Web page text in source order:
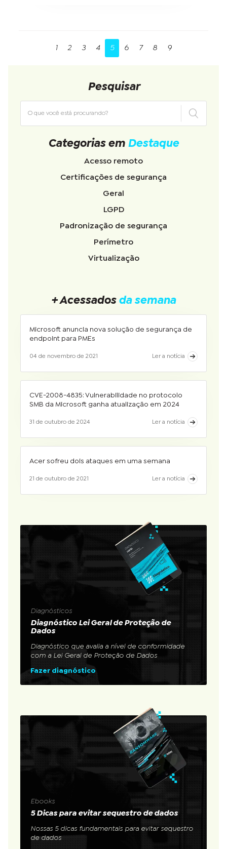
1 2 3 4 5 6 7 8 9
Pesquisar
Categorias em Destaque
Acesso remoto
Certificações de segurança
Geral
LGPD
Padronização de segurança
Perímetro
Virtualização
+ Acessados da semana
Microsoft anuncia nova solução de segurança de
endpoint para PMEs
04 de novembro de 2021 Ler a notícia
CVE-2008-4835: Vulnerabilidade no protocolo
SMB da Microsoft ganha atualização em 2024
31 de outubro de 2024 Ler a notícia
Acer sofreu dois ataques em uma semana
21 de outubro de 2021 Ler a notícia
Diagnósticos
Diagnóstico Lei Geral de Proteção de
Dados
Diagnóstico que avalia a nível de conformidade
com a Lei Geral de Proteção de Dados
Fazer diagnóstico
Ebooks
5 Dicas para evitar sequestro de dados
Nossas 5 dicas fundamentais para evitar sequestro
de dados